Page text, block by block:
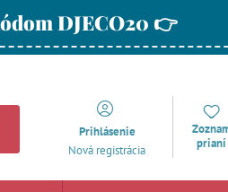
DJECO20 👉
Prihlásenie
Nová registrácia
prianí